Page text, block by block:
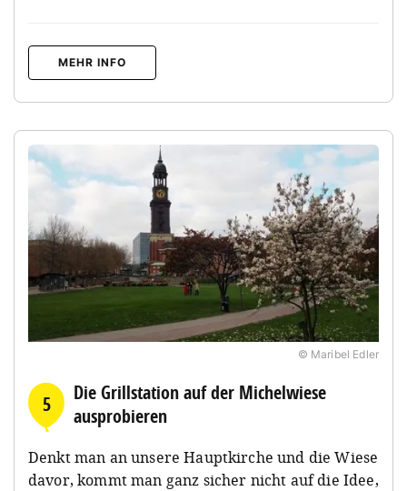
MEHR INFO
© Maribel Edler
5
Die Grillstation auf der Michelwiese
ausprobieren
Denkt man an unsere Hauptkirche und die Wiese
davor, kommt man ganz sicher nicht auf die Idee,